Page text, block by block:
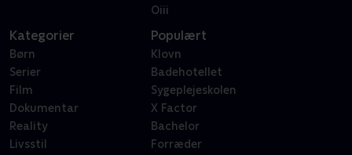
Oiii
Kategorier
Børn
Serier
Film
Dokumentar
Reality
Livsstil
Populært
Klovn
Badehotellet
Sygeplejeskolen
X Factor
Bachelor
Forræder